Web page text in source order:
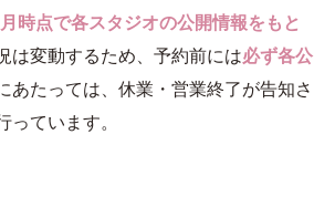
時点で各スタジオの公開情報をもと
は変動するため、予約前には必ず各公
あたっては、休業・営業終了が告知さ
ています。